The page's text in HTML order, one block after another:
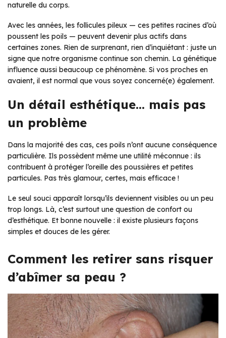
naturelle du corps.
Avec les années, les follicules pileux — ces petites racines d’où
poussent les poils — peuvent devenir plus actifs dans
certaines zones. Rien de surprenant, rien d’inquiétant : juste un
signe que notre organisme continue son chemin. La génétique
influence aussi beaucoup ce phénomène. Si vos proches en
avaient, il est normal que vous soyez concerné(e) également.
Un détail esthétique… mais pas
un problème
Dans la majorité des cas, ces poils n’ont aucune conséquence
particulière. Ils possèdent même une utilité méconnue : ils
contribuent à protéger l’oreille des poussières et petites
particules. Pas très glamour, certes, mais efficace !
Le seul souci apparaît lorsqu’ils deviennent visibles ou un peu
trop longs. Là, c’est surtout une question de confort ou
d’esthétique. Et bonne nouvelle : il existe plusieurs façons
simples et douces de les gérer.
Comment les retirer sans risquer
d’abîmer sa peau ?